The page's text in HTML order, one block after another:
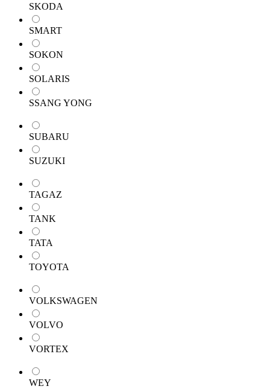
SKODA
SMART
SOKON
SOLARIS
SSANG YONG
SUBARU
SUZUKI
TAGAZ
TANK
TATA
TOYOTA
VOLKSWAGEN
VOLVO
VORTEX
WEY